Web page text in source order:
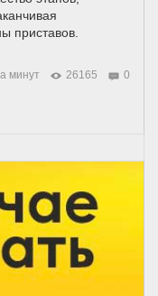
приставов.
минут 26165 0